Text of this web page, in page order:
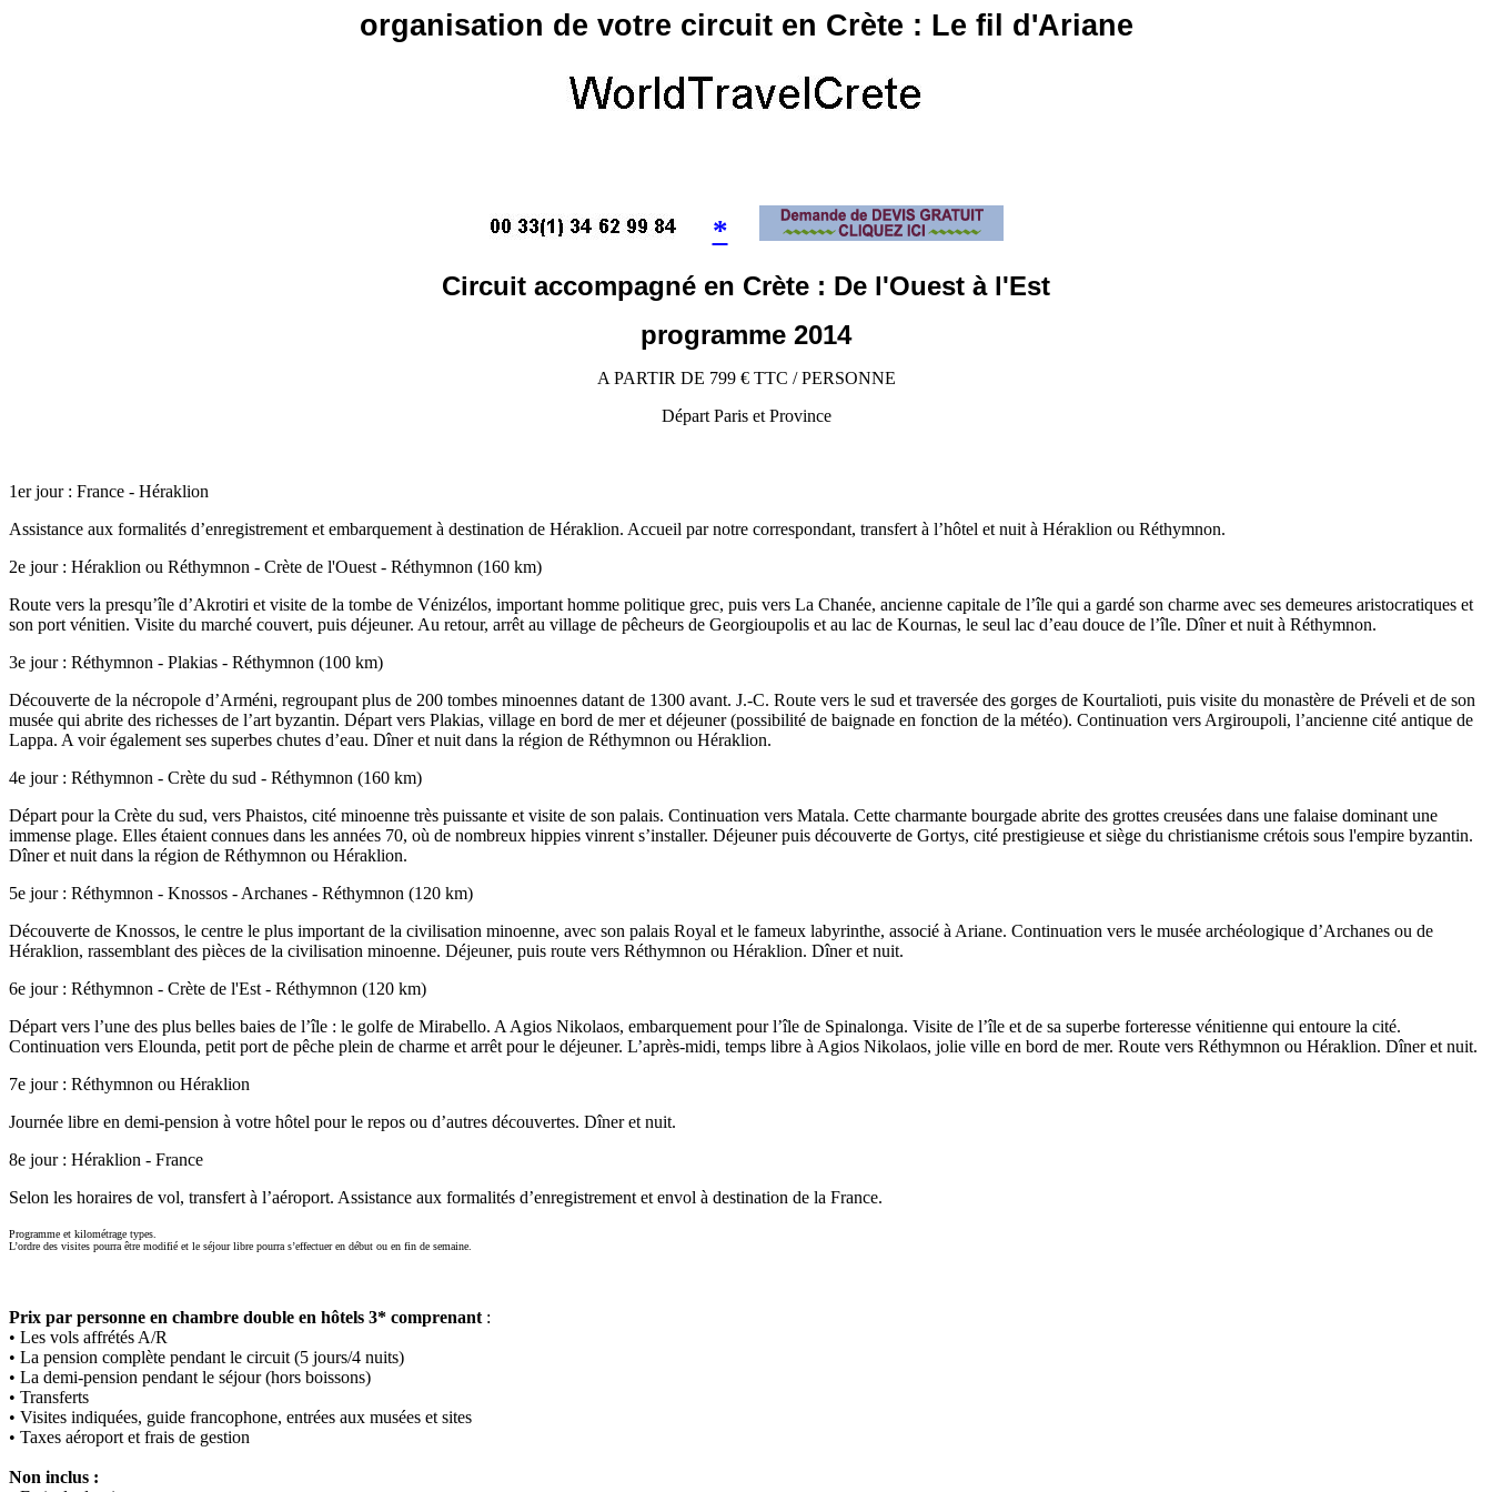
organisation de votre circuit en Crète : Le fil d'Ariane
*
Circuit accompagné en Crète : De l'Ouest à l'Est
programme 2014
A PARTIR DE 799 € TTC / PERSONNE
Départ Paris et Province
1er jour : France - Héraklion
Assistance aux formalités d’enregistrement et embarquement à destination de Héraklion. Accueil par notre correspondant, transfert à l’hôtel et nuit à Héraklion ou Réthymnon.
2e jour : Héraklion ou Réthymnon - Crète de l'Ouest - Réthymnon (160 km)
Route vers la presqu’île d’Akrotiri et visite de la tombe de Vénizélos, important homme politique grec, puis vers La Chanée, ancienne capitale de l’île qui a gardé son charme avec ses demeures aristocratiques et
son port vénitien. Visite du marché couvert, puis déjeuner. Au retour, arrêt au village de pêcheurs de Georgioupolis et au lac de Kournas, le seul lac d’eau douce de l’île. Dîner et nuit à Réthymnon.
3e jour : Réthymnon - Plakias - Réthymnon (100 km)
Découverte de la nécropole d’Arméni, regroupant plus de 200 tombes minoennes datant de 1300 avant. J.-C. Route vers le sud et traversée des gorges de Kourtalioti, puis visite du monastère de Préveli et de son
musée qui abrite des richesses de l’art byzantin. Départ vers Plakias, village en bord de mer et déjeuner (possibilité de baignade en fonction de la météo). Continuation vers Argiroupoli, l’ancienne cité antique de
Lappa. A voir également ses superbes chutes d’eau. Dîner et nuit dans la région de Réthymnon ou Héraklion.
4e jour : Réthymnon - Crète du sud - Réthymnon (160 km)
Départ pour la Crète du sud, vers Phaistos, cité minoenne très puissante et visite de son palais. Continuation vers Matala. Cette charmante bourgade abrite des grottes creusées dans une falaise dominant une
immense plage. Elles étaient connues dans les années 70, où de nombreux hippies vinrent s’installer. Déjeuner puis découverte de Gortys, cité prestigieuse et siège du christianisme crétois sous l'empire byzantin.
Dîner et nuit dans la région de Réthymnon ou Héraklion.
5e jour : Réthymnon - Knossos - Archanes - Réthymnon (120 km)
Découverte de Knossos, le centre le plus important de la civilisation minoenne, avec son palais Royal et le fameux labyrinthe, associé à Ariane. Continuation vers le musée archéologique d’Archanes ou de
Héraklion, rassemblant des pièces de la civilisation minoenne. Déjeuner, puis route vers Réthymnon ou Héraklion. Dîner et nuit.
6e jour : Réthymnon - Crète de l'Est - Réthymnon (120 km)
Départ vers l’une des plus belles baies de l’île : le golfe de Mirabello. A Agios Nikolaos, embarquement pour l’île de Spinalonga. Visite de l’île et de sa superbe forteresse vénitienne qui entoure la cité.
Continuation vers Elounda, petit port de pêche plein de charme et arrêt pour le déjeuner. L’après-midi, temps libre à Agios Nikolaos, jolie ville en bord de mer. Route vers Réthymnon ou Héraklion. Dîner et nuit.
7e jour : Réthymnon ou Héraklion
Journée libre en demi-pension à votre hôtel pour le repos ou d’autres découvertes. Dîner et nuit.
8e jour : Héraklion - France
Selon les horaires de vol, transfert à l’aéroport. Assistance aux formalités d’enregistrement et envol à destination de la France.
Programme et kilométrage types.
L’ordre des visites pourra être modifié et le séjour libre pourra s’effectuer en début ou en fin de semaine.
Prix par personne en chambre double en hôtels 3* comprenant :
• Les vols affrétés A/R
• La pension complète pendant le circuit (5 jours/4 nuits)
• La demi-pension pendant le séjour (hors boissons)
• Transferts
• Visites indiquées, guide francophone, entrées aux musées et sites
• Taxes aéroport et frais de gestion
Non inclus :